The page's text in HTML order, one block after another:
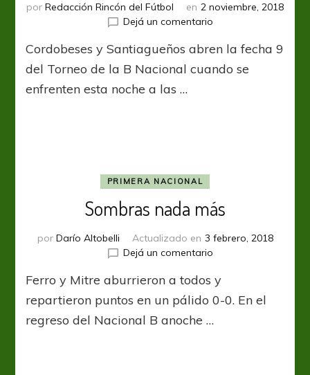
por Redacción Rincón del Fútbol en 2 noviembre, 2018
Dejá un comentarioen
y
Mitre
Cordobeses y Santiagueños abren la fecha 9
del Torneo de la B Nacional cuando se
enfrenten esta noche a las …
PRIMERA NACIONAL
Sombras nada más
por Darío Altobelli Actualizado en 3 febrero, 2018
Dejá un comentarioen
nada
más
Ferro y Mitre aburrieron a todos y
repartieron puntos en un pálido 0-0. En el
regreso del Nacional B anoche …